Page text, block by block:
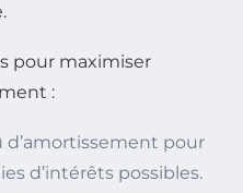
pour maximiser
:
d’amortissement pour
d’intérêts possibles.